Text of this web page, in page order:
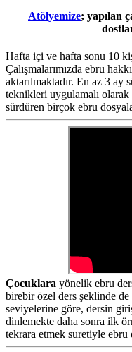
Atölyemize; yapılan
Hafta içi ve hafta sonu 10
Çalışmalarımızda ebru
aktarılmaktadır. En az 3 ay
teknikleri uygulamalı olarak
sürdüren birçok ebru
Çocuklara yönelik ebru
birebir özel ders şeklinde
seviyelerine göre, dersin
dinlemekte daha sonra ilk
tekrara etmek suretiyle ebru